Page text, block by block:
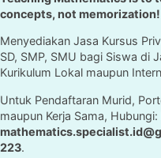
concepts, not memorization!
Menyediakan Jasa Kursus
SD, SMP, SMU bagi Siswa di
Kurikulum Lokal maupun
Untuk Pendaftaran Murid,
maupun Kerja Sama,
223.